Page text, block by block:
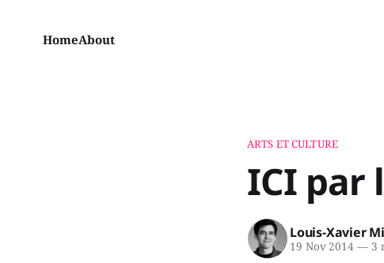
HomeAbout
ARTS ET CULTURE
ICI par
Louis-Xavier
19 Nov 2014 —3